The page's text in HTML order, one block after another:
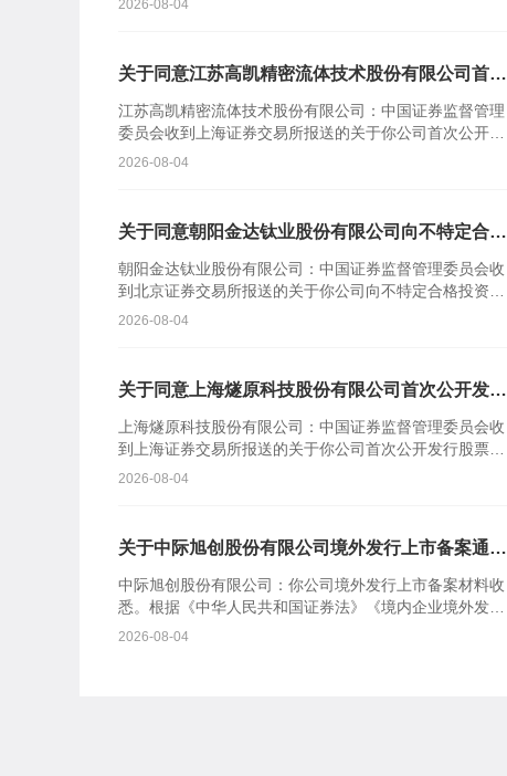
2026-08-04
关于同意江苏高凯精密流体技术股份有限公司首次
江苏高凯精密流体技术股份有限公司：中国证券监督管理
委员会收到上海证券交易所报送的关于你公司首次公开发
行股票并在科创板上市的审核意见及你公司注册申请文
2026-08-04
关于同意朝阳金达钛业股份有限公司向不特定合格
朝阳金达钛业股份有限公司：中国证券监督管理委员会收
到北京证券交易所报送的关于你公司向不特定合格投资者
公开发行股票并在北京证券交易所上市的审核意见及你公
2026-08-04
关于同意上海燧原科技股份有限公司首次公开发行
上海燧原科技股份有限公司：中国证券监督管理委员会收
到上海证券交易所报送的关于你公司首次公开发行股票并
在科创板上市的审核意见及你公司注册申请文件。根据
2026-08-04
关于中际旭创股份有限公司境外发行上市备案通知
中际旭创股份有限公司：你公司境外发行上市备案材料收
悉。根据《中华人民共和国证券法》《境内企业境外发行
证券和上市管理试行办法》等规定，我会对备案事项通知
2026-08-04